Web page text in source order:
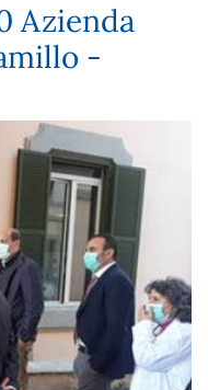
Azienda
-